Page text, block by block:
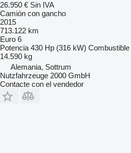
26.950 € Sin IVA
Camión con gancho
2015
713.122 km
Euro 6
Potencia 430 Hp (316 kW) Combustible
14.590 kg
Alemania, Sottrum
Nutzfahrzeuge 2000 GmbH
Contacte con el vendedor